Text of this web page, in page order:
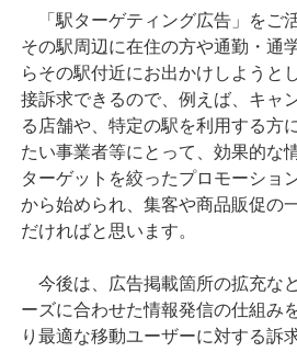
「駅ターゲティング広告」をご
その駅周辺に在住の方や通勤・通
らその駅付近にお出かけしようと
接訴求できるので、例えば、キャ
る店舗や、特定の駅を利用する方
たい事業者等にとって、効果的な
ターゲットを絞ったプロモーショ
から始められ、集客や商品販促の
だければと思います。
今後は、広告掲載箇所の拡充な
ーズに合わせた情報発信の仕組み
り最適な移動ユーザーに対する訴